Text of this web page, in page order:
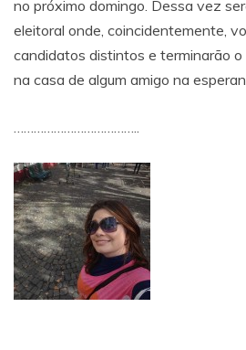
no próximo domingo. Dessa vez
eleitoral onde, coincidentemente,
candidatos distintos e terminarão o
na casa de algum amigo na